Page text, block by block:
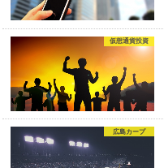
仮想通貨投資
広島カープ